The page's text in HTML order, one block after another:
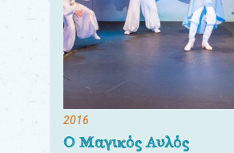
2016
Ο Μαγικός Αυλός